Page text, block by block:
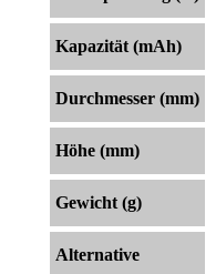
Kapazität (mAh)
Durchmesser (mm)
Höhe (mm)
Gewicht (g)
Alternative